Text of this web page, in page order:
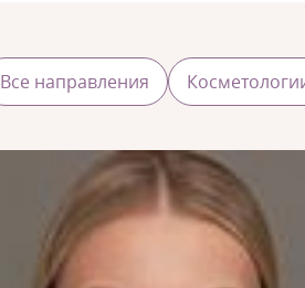
Все направления